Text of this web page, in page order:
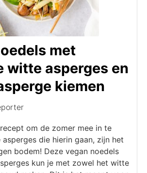
met
witte asperges en
kiemen
om de zomer mee in te
die hierin gaan, zijn het
bodem! Deze vegan noedels
kun je met zowel het witte